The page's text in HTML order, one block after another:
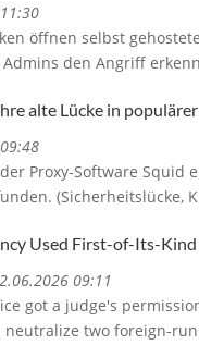
öffnen selbst
den Angriff
alte Lücke in
Proxy-Software Squid
(Sicherheitslücke,
Used First-of-Its-
09:11
got a judge's
neutralize two foreign-